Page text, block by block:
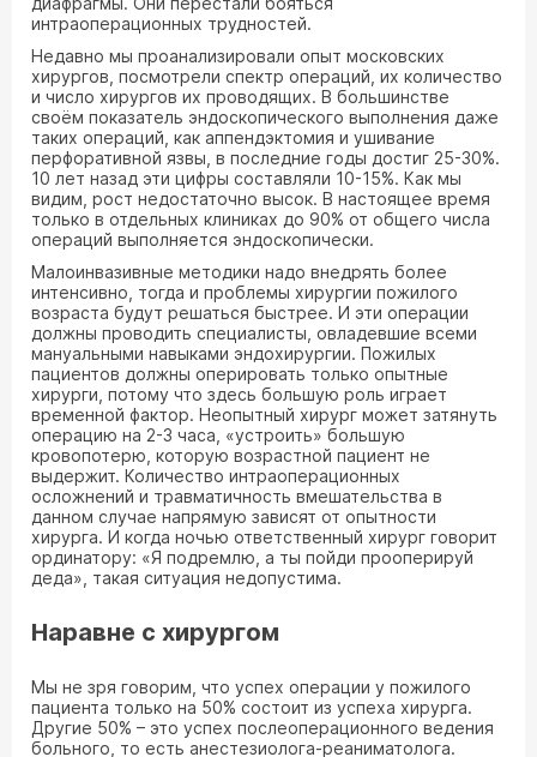
интраоперационных трудностей.
Недавно мы проанализировали опыт московских
хирургов, посмотрели спектр операций, их количество
и число хирургов их проводящих. В большинстве
своём показатель эндоскопического выполнения даже
таких операций, как аппендэктомия и ушивание
перфоративной язвы, в последние годы достиг 25-30%.
10 лет назад эти цифры составляли 10-15%. Как мы
видим, рост недостаточно высок. В настоящее время
только в отдельных клиниках до 90% от общего числа
операций выполняется эндоскопически.
Малоинвазивные методики надо внедрять более
интенсивно, тогда и проблемы хирургии пожилого
возраста будут решаться быстрее. И эти операции
должны проводить специалисты, овладевшие всеми
мануальными навыками эндохирургии. Пожилых
пациентов должны оперировать только опытные
хирурги, потому что здесь большую роль играет
временной фактор. Неопытный хирург может затянуть
операцию на 2-3 часа, «устроить» большую
кровопотерю, которую возрастной пациент не
выдержит. Количество интраоперационных
осложнений и травматичность вмешательства в
данном случае напрямую зависят от опытности
хирурга. И когда ночью ответственный хирург говорит
ординатору: «Я подремлю, а ты пойди прооперируй
деда», такая ситуация недопустима.
Наравне с хирургом
Мы не зря говорим, что успех операции у пожилого
пациента только на 50% состоит из успеха хирурга.
Другие 50% – это успех послеоперационного ведения
больного, то есть анестезиолога-реаниматолога.